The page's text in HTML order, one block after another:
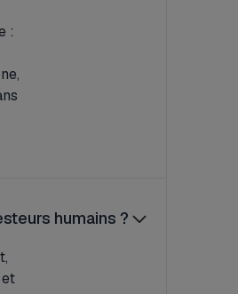
:
humains ?